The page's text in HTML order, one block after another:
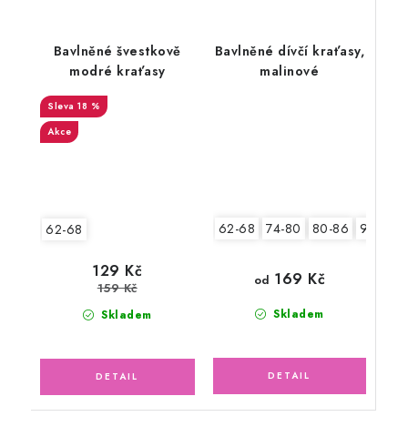
Bavlněné švestkově
modré kraťasy
18 %
Akce
62-68
Skladem
129 Kč
159 Kč
Bavlněné dívčí kraťasy,
malinové
62-68 74-80 80-86 92-98
Skladem
od 169 Kč